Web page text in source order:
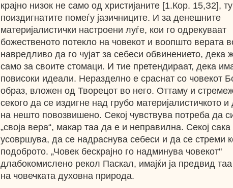
крајно низок не само од христијаните [1.Кор. 15,З2],
поиздигнатите помеѓу јазичниците. И за денешните
материјалистички настроени луѓе, кои го одрекуваат
божественото потекло на човекот и воопшто верата
навредливо да го чујат за себеси обвинението, дека
само за своите стомаци. И тие претендираат, дека
повисоки идеали. Неразделно е сраснат со човекот
образ, вложен од Творецот во него. Оттаму и
секого да се издигне над грубо материјалистичкото
на нешто повозвишено. Секој чувствува потреба да
„своја вера“, макар таа да е и неправилна. Секој
усовршува, да се надраснува себеси и да се стреми
подоброто. „Човек бескрајно го надминува човекот"
длабокомислено рекол Паскал, имајќи ја предвид
на човечката духовна природа.